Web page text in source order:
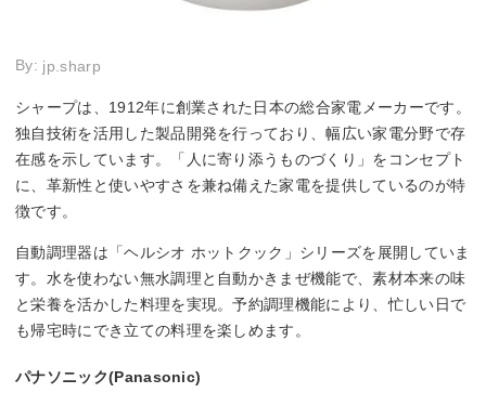
By: jp.sharp
シャープは、1912年に創業された日本の総合家電メーカーです。
独自技術を活用した製品開発を行っており、幅広い家電分野で存
在感を示しています。「人に寄り添うものづくり」をコンセプト
に、革新性と使いやすさを兼ね備えた家電を提供しているのが特
徴です。
自動調理器は「ヘルシオ ホットクック」シリーズを展開していま
す。水を使わない無水調理と自動かきまぜ機能で、素材本来の味
と栄養を活かした料理を実現。予約調理機能により、忙しい日で
も帰宅時にでき立ての料理を楽しめます。
パナソニック(Panasonic)